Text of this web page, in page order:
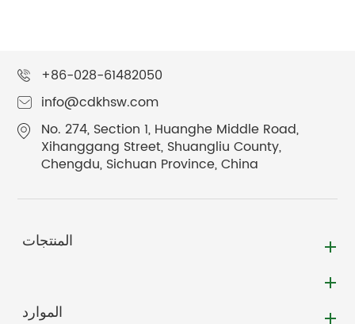
+86-028-61482050
info@cdkhsw.com
No. 274, Section 1, Huanghe Middle Road,
Xihanggang Street, Shuangliu County,
Chengdu, Sichuan Province, China
المنتجات
الموارد